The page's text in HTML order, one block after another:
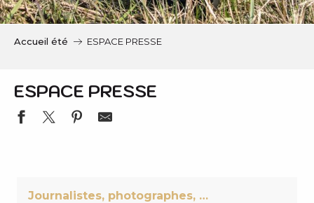
i
Accueil été ESPACE PRESSE
ESPACE PRESSE
Journalistes, photographes, …